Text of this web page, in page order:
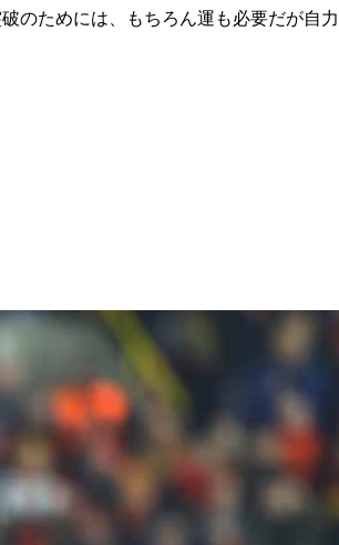
のためには、もちろん運も必要だが自力